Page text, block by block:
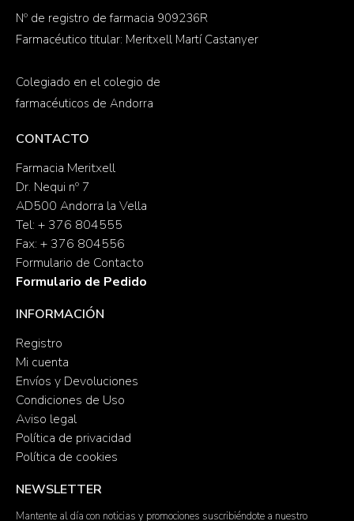
Nº de registro de farmacia 909236R
Farmacéutico titular: Meritxell Martí Castanyer
Colegiado en el colegio de
farmacéuticos de Andorra
CONTACTO
Farmacia Meritxell
Dr. Nequi nº 7
AD500 Andorra la Vella
Tel: + 376 804555
Fax: + 376 804556
Formulario de Contacto
Formulario de Pedido
INFORMACIÓN
Registro
Mi cuenta
Envíos y Devoluciones
Condiciones de Uso
Aviso legal
Política de privacidad
Política de cookies
NEWSLETTER
Mantente al día con noticias y promociones suscribiéndote a nuestro